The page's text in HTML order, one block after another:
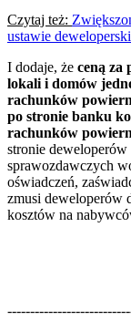
Czytaj też:
ustawie
I dodaje, że ceną za
lokali i domów
rachunków
po stronie banku
rachunków
stronie
sprawozdawczych
oświadczeń,
zmusi deweloperów
kosztów na